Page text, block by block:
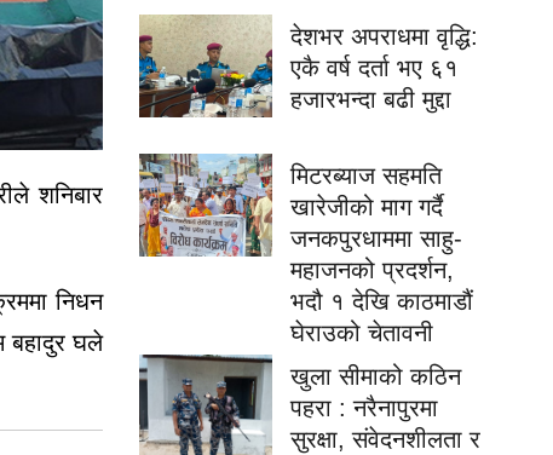
शनिबार
निधन
बहादुर घले
देशभर अपराधमा वृद्धि:
एकै वर्ष दर्ता भए ६१
हजारभन्दा बढी मुद्दा
मिटरब्याज सहमति
खारेजीको माग गर्दै
जनकपुरधाममा साहु-
महाजनको प्रदर्शन,
भदौ १ देखि काठमाडौं
घेराउको चेतावनी
खुला सीमाको कठिन
पहरा : नरैनापुरमा
सुरक्षा, संवेदनशीलता र